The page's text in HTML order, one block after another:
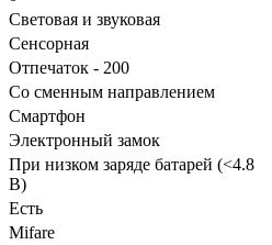
Световая и звуковая
Сенсорная
Отпечаток - 200
Со сменным направлением
Смартфон
Электронный замок
При низком заряде батарей (<4.8
В)
Есть
Mifare